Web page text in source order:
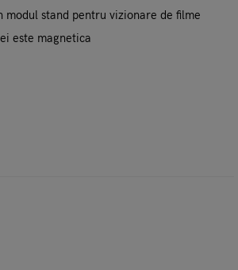
modul stand pentru vizionare de filme
este magnetica